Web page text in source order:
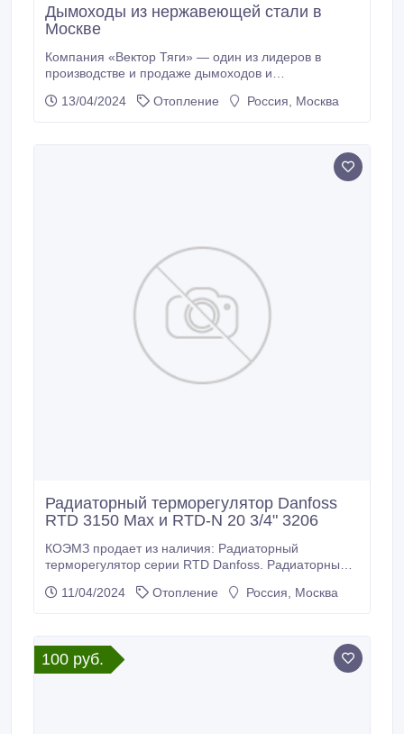
Дымоходы из нержавеющей стали в
Москве
Компания «Вектор Тяги» — один из лидеров в
производстве и продаже дымоходов и
основана профессионалами своего дела и
13/04/2024 Отопление Россия, Москва
Радиаторный терморегулятор Danfoss
RTD 3150 Max и RTD-N 20 3/4" 3206
КОЭМЗ продает из наличия: Радиаторный
терморегулятор серии RTD Danfoss. Радиаторный
пропорциональный регулятор с маленьким
предназначены для применения в любых известных
системах водяного отопления зданий различного
назначения.
11/04/2024 Отопление Россия, Москва
100 руб.